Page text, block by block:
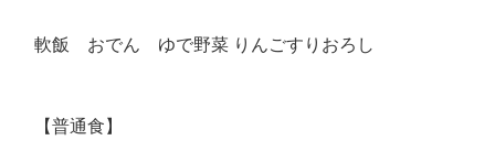
軟飯 おでん ゆで野菜 りんごすりおろし
【普通食】